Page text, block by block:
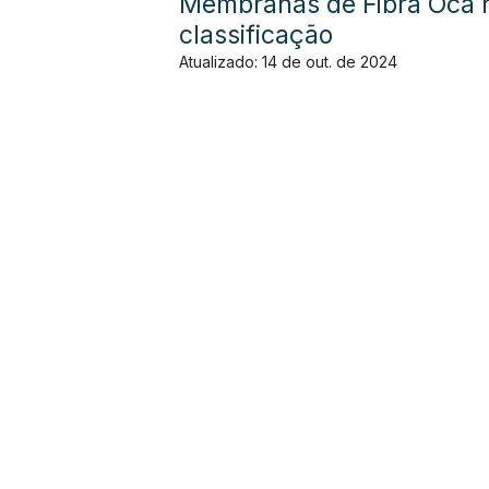
classificação
Atualizado: 14 de out. de 2024